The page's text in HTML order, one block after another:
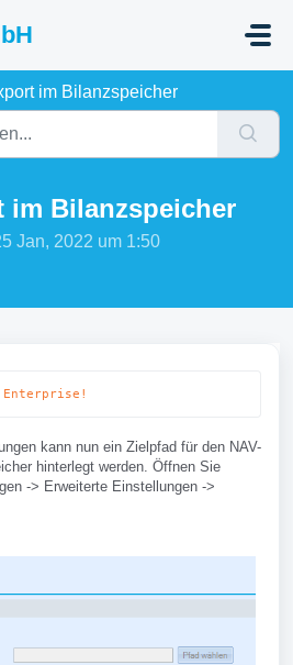
gehen
im Bilanzspeicher
im Bilanzspeicher
Jan, 2022 um 1:50
kann nun ein Zielpfad für den NAV-
hinterlegt werden. Öffnen Sie
-> Erweiterte Einstellungen ->